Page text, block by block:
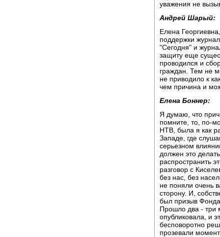
уважения не
Андрей Шарый:
Елена
поддержки
"Сегодня" и
защиту еще
проводился и
граждан. Тем не
не приводило к
чем причина и
Елена Боннер:
Я думаю, что
помните, то, по-
НТВ, была я как
Западе, где
серьезном
должен это
распространить
разговор с
без нас, без
не поняли очень
сторону. И,
был призыв
Прошло два - три
опубликовала, и
бесповоротно
прозевали